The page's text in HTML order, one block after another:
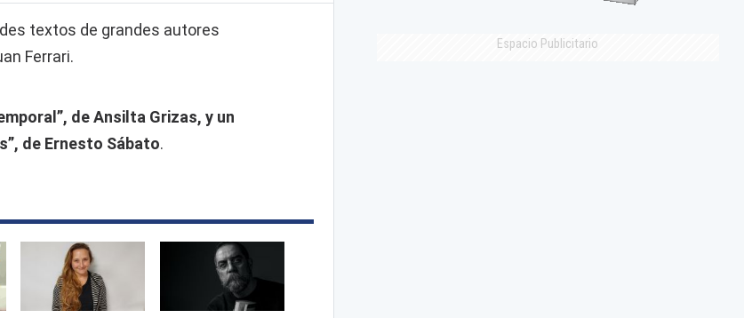
textos de grandes autores
Ferrari.
de Ansilta Grizas, y un
de Ernesto Sábato.
Espacio Publicitario